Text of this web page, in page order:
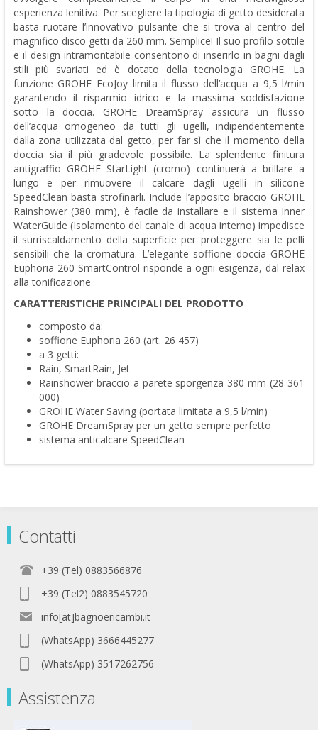
esperienza lenitiva. Per scegliere la tipologia di getto desiderata
basta ruotare l’innovativo pulsante che si trova al centro del
magnifico disco getti da 260 mm. Semplice! Il suo profilo sottile
e il design intramontabile consentono di inserirlo in bagni dagli
stili più svariati ed è dotato della tecnologia GROHE. La
funzione GROHE EcoJoy limita il flusso dell’acqua a 9,5 l/min
garantendo il risparmio idrico e la massima soddisfazione
sotto la doccia. GROHE DreamSpray assicura un flusso
dell’acqua omogeneo da tutti gli ugelli, indipendentemente
dalla zona utilizzata dal getto, per far sì che il momento della
doccia sia il più gradevole possibile. La splendente finitura
antigraffio GROHE StarLight (cromo) continuerà a brillare a
lungo e per rimuovere il calcare dagli ugelli in silicone
SpeedClean basta strofinarli. Include l’apposito braccio GROHE
Rainshower (380 mm), è facile da installare e il sistema Inner
WaterGuide (Isolamento del canale di acqua interno) impedisce
il surriscaldamento della superficie per proteggere sia le pelli
sensibili che la cromatura. L’elegante soffione doccia GROHE
Euphoria 260 SmartControl risponde a ogni esigenza, dal relax
alla tonificazione
CARATTERISTICHE PRINCIPALI DEL PRODOTTO
composto da:
soffione Euphoria 260 (art. 26 457)
a 3 getti:
Rain, SmartRain, Jet
Rainshower braccio a parete sporgenza 380 mm (28 361
000)
GROHE Water Saving (portata limitata a 9,5 l/min)
GROHE DreamSpray per un getto sempre perfetto
sistema anticalcare SpeedClean
Contatti
+39 (Tel) 0883566876
+39 (Tel2) 0883545720
info[at]bagnoericambi.it
(WhatsApp) 3666445277
(WhatsApp) 3517262756
Assistenza